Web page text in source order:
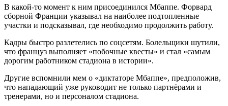
В какой-то момент к ним присоединился Мбаппе. Форвард
сборной Франции указывал на наиболее подтопленные
участки и подсказывал, где необходимо продолжить работу.
Кадры быстро разлетелись по соцсетям. Болельщики шутили,
что француз выполняет «побочные квесты» и стал «самым
дорогим работником стадиона в истории».
Другие вспомнили мем о «диктаторе Мбаппе», предположив,
что нападающий уже руководит не только партнёрами и
тренерами, но и персоналом стадиона.